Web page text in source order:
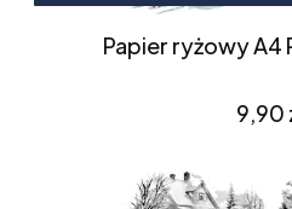
Papier ryżowy A4
Cena
9,90